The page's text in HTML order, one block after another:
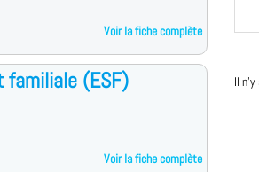
Voir la fiche complète
familiale (ESF)
Voir la fiche complète
Il n'y